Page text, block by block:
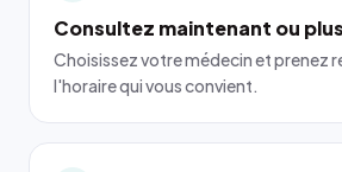
Consultez maintenant ou
Choisissez votre médecin et prenez
l'horaire qui vous convient.